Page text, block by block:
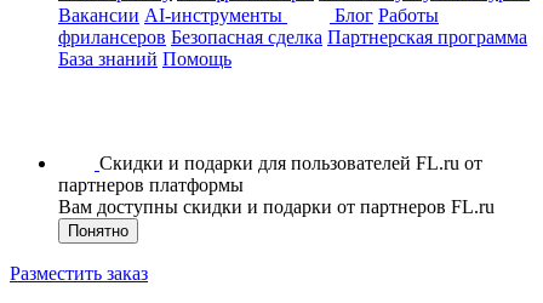
Вакансии AI-инструменты Блог Работы
фрилансеров Безопасная сделка Партнерская программа
База знаний Помощь
Скидки и подарки для пользователей FL.ru от
партнеров платформы
Вам доступны скидки и подарки от партнеров FL.ru
Понятно
Разместить заказ